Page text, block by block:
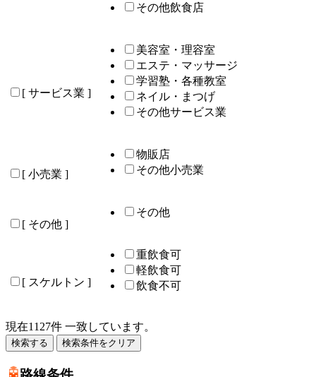
その他飲食店
[ サービス業 ]
美容室・理容室
エステ・マッサージ
学習塾・各種教室
ネイル・まつげ
その他サービス業
[ 小売業 ]
物販店
その他小売業
[ その他 ]
その他
[ スケルトン ]
重飲食可
軽飲食可
飲食不可
現在1127件 一致しています。